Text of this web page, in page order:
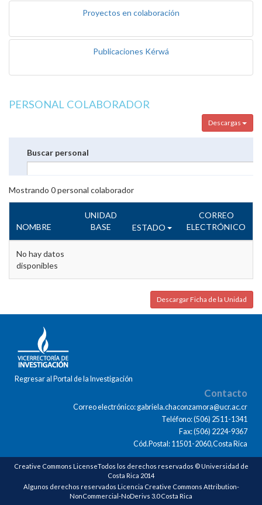
Proyectos en colaboración
Publicaciones Kérwá
PERSONAL COLABORADOR
Descargas
Buscar personal
Mostrando 0personal colaborador
NOMBRE
UNIDAD
BASE
ESTADO
CORREO
ELECTRÓNICO
No hay datos
disponibles
Descargar Ficha de la Unidad
Regresar al Portal de la Investigación
Contacto
Correo electrónico: gabriela.chaconzamora@ucr.ac.cr
Teléfono: (506) 2511-1341
Fax: (506) 2224-9367
Cód.Postal: 11501-2060,Costa Rica
Creative Commons LicenseTodos los derechos reservados © Universidad de
Costa Rica 2014
Algunos derechos reservados Licencia Creative Commons Attribution-
NonCommercial-NoDerivs 3.0 Costa Rica